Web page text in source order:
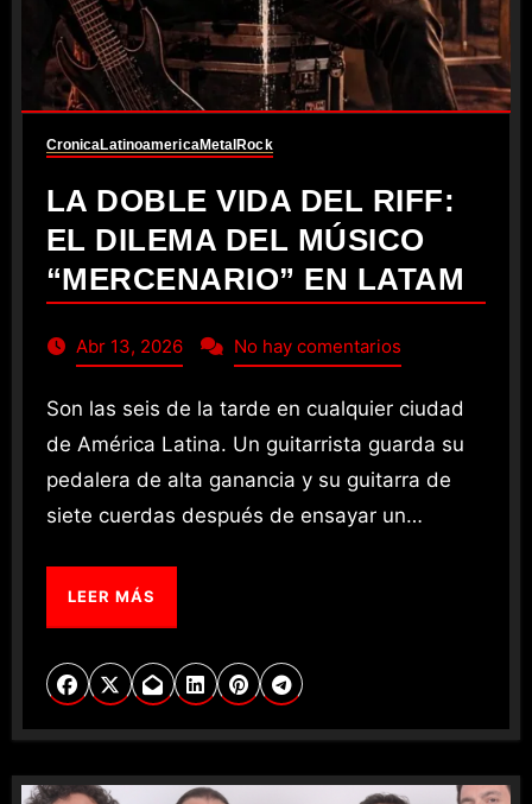
CronicaLatinoamericaMetal Rock
LA DOBLE VIDA DEL RIFF:
EL DILEMA DEL MÚSICO
“MERCENARIO” EN LATAM
Abr 13, 2026 No hay comentarios
Son las seis de la tarde en cualquier ciudad
de América Latina. Un guitarrista guarda su
pedalera de alta ganancia y su guitarra de
siete cuerdas después de ensayar un…
LEER MÁS